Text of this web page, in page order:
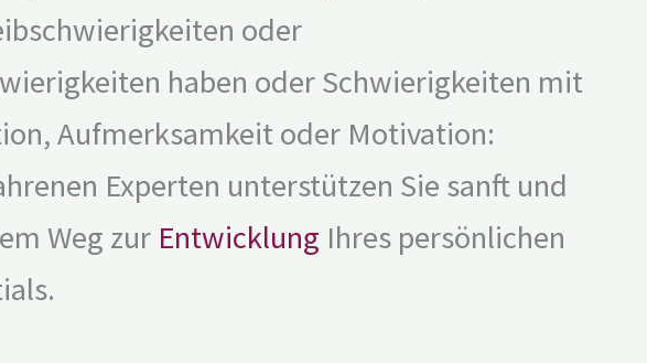
oder
haben oder Schwierigkeiten mit
Aufmerksamkeit oder Motivation:
Experten unterstützen Sie sanft und
Weg zur Entwicklung Ihres persönlichen